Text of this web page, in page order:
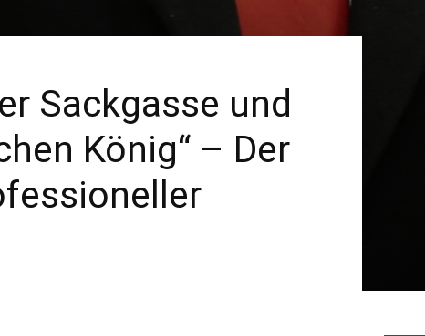
Sackgasse und
König“ – Der